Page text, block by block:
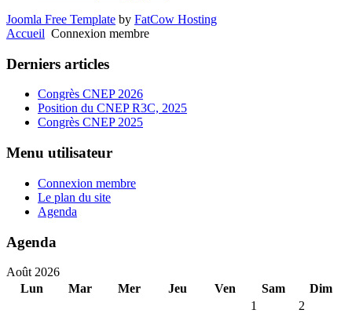
Joomla Free Template by FatCow Hosting
Accueil Connexion membre
Derniers articles
Congrès CNEP 2026
Position du CNEP R3C, 2025
Congrès CNEP 2025
Menu utilisateur
Connexion membre
Le plan du site
Agenda
Agenda
Août 2026
Lun
Mar Mer Jeu Ven Sam
Dim
1
2